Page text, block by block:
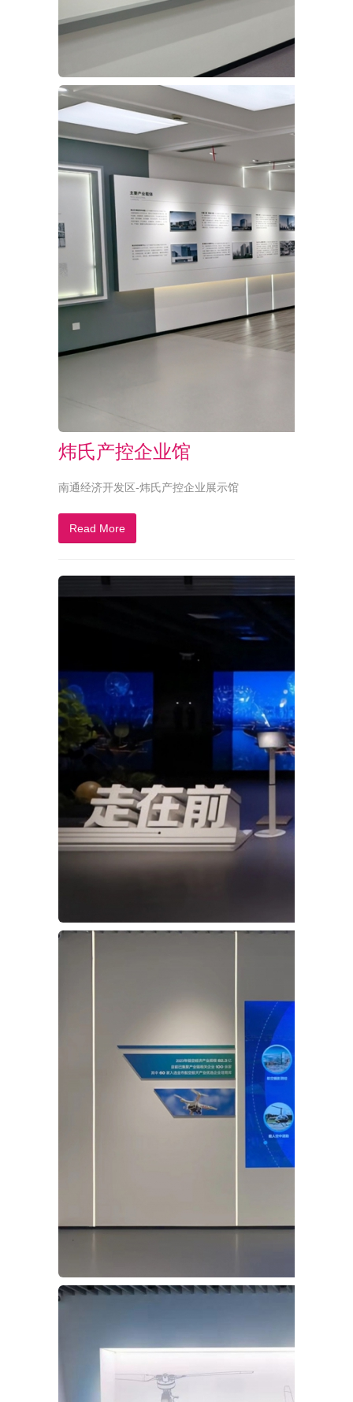
炜氏产控企业馆
南通经济开发区-炜氏产控企业展示馆
Read More